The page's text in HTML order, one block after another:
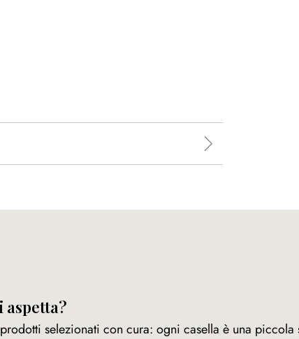
aspetta?
selezionati con cura: ogni casella è una